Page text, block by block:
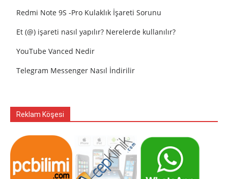
Redmi Note 9S -Pro Kulaklık İşareti Sorunu
Et (@) işareti nasıl yapılır? Nerelerde kullanılır?
YouTube Vanced Nedir
Telegram Messenger Nasıl İndirilir
Reklam Köşesi